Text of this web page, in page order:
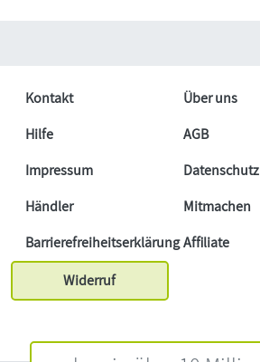
Kontakt
Über uns
Hilfe
AGB
Impressum
Datenschutz
Händler
Mitmachen
BarrierefreiheitserklärungAffiliate
Widerruf